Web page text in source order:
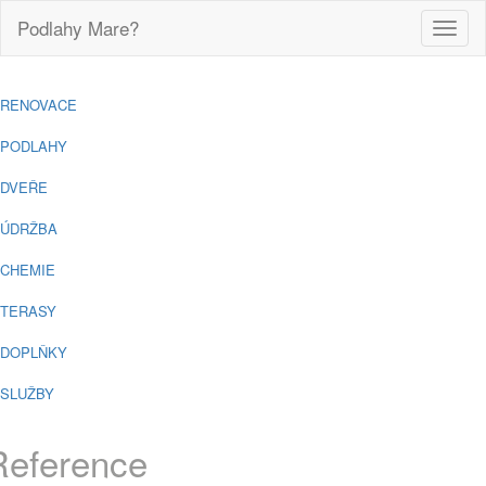
Toggle
Podlahy Mare?
RENOVACE
PODLAHY
DVEŘE
ÚDRŽBA
CHEMIE
TERASY
DOPLŇKY
SLUŽBY